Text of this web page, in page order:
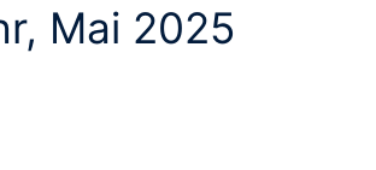
Mai 2025